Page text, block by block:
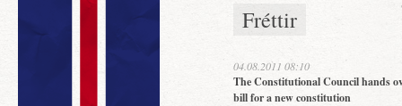
Fréttir
04.08.2011 08:10
The Constitutional Council hands
bill for a new constitution